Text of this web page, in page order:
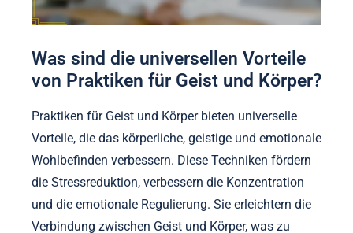
Was sind die universellen Vorteile
von Praktiken für Geist und Körper?
Praktiken für Geist und Körper bieten universelle
Vorteile, die das körperliche, geistige und emotionale
Wohlbefinden verbessern. Diese Techniken fördern
die Stressreduktion, verbessern die Konzentration
und die emotionale Regulierung. Sie erleichtern die
Verbindung zwischen Geist und Körper, was zu